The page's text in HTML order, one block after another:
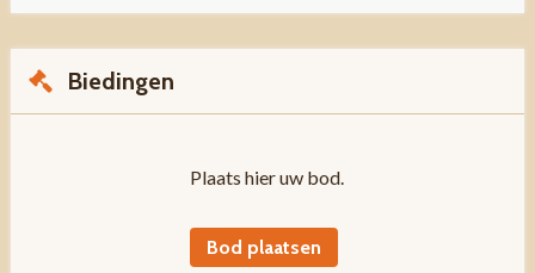
Biedingen
Plaats hier uw bod.
Bod plaatsen